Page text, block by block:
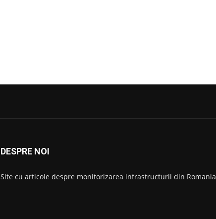
DESPRE NOI
Site cu articole despre monitorizarea infrastructurii din Romania